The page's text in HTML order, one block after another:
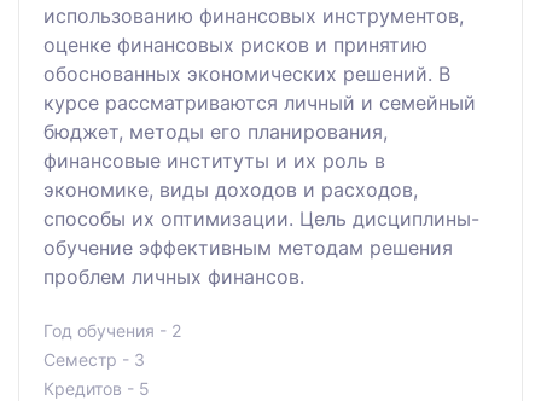
использованию финансовых инструментов,
оценке финансовых рисков и принятию
обоснованных экономических решений. В
курсе рассматриваются личный и семейный
бюджет, методы его планирования,
финансовые институты и их роль в
экономике, виды доходов и расходов,
способы их оптимизации. Цель дисциплины-
обучение эффективным методам решения
проблем личных финансов.
Год обучения - 2
Семестр - 3
Кредитов - 5